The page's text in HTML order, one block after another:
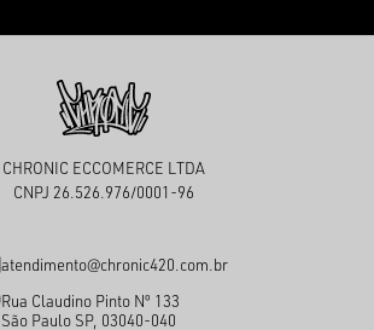
CHRONIC ECCOMERCE LTDA
CNPJ 26.526.976/0001-96
atendimento@chronic420.com.br
Rua Claudino Pinto Nº 133
São Paulo SP, 03040-040